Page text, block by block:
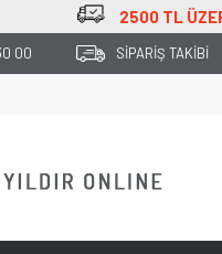
BEDAVA
00 SİPARİŞ TAKİBİ